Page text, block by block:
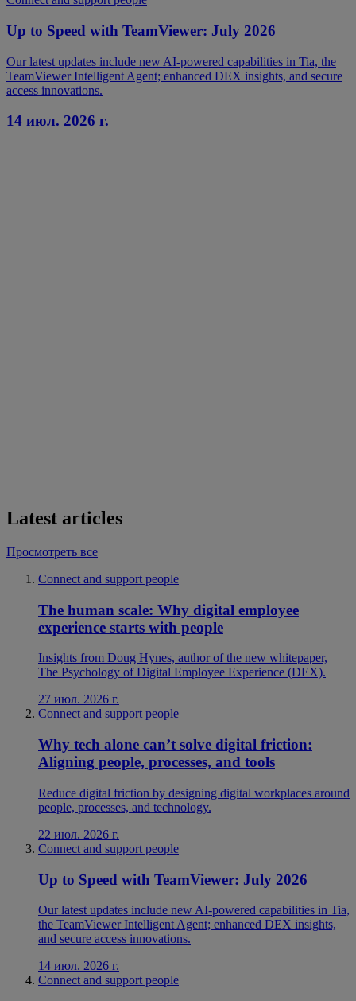
Up to Speed with TeamViewer: July 2026
Our latest updates include new AI-powered capabilities in Tia, the
TeamViewer Intelligent Agent; enhanced DEX insights, and secure
access innovations.
14 июл. 2026 г.
Latest articles
Просмотреть все
Connect and support people
The human scale: Why digital employee
experience starts with people
Insights from Doug Hynes, author of the new whitepaper,
The Psychology of Digital Employee Experience (DEX).
27 июл. 2026 г.
Connect and support people
Why tech alone can’t solve digital friction:
Aligning people, processes, and tools
Reduce digital friction by designing digital workplaces around
people, processes, and technology.
22 июл. 2026 г.
Connect and support people
Up to Speed with TeamViewer: July 2026
Our latest updates include new AI-powered capabilities in Tia,
the TeamViewer Intelligent Agent; enhanced DEX insights,
and secure access innovations.
14 июл. 2026 г.
Connect and support people